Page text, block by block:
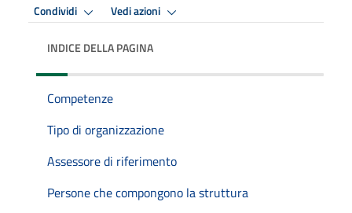
Condividi Vedi azioni
INDICE DELLA PAGINA
Competenze
Tipo di organizzazione
Assessore di riferimento
Persone che compongono la struttura